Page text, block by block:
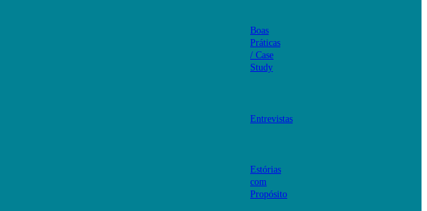
Boas
Práticas
/ Case
Study
Entrevistas
Estórias
com
Propósito